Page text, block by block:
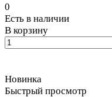
0
Есть в наличии
В корзину
Новинка
Быстрый просмотр